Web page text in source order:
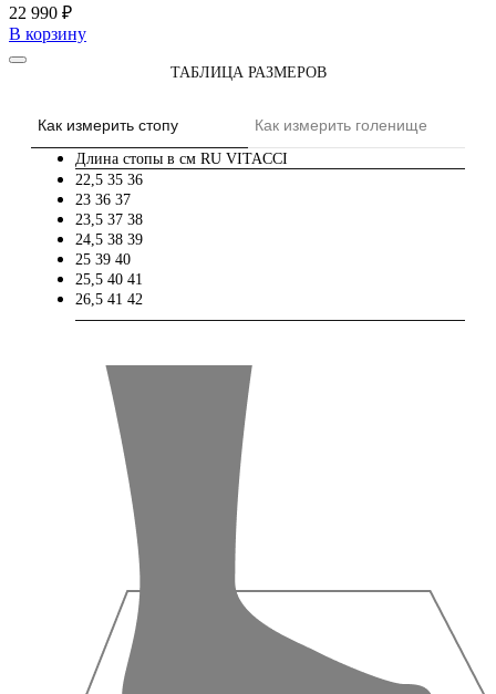
22 990 ₽
В корзину
ТАБЛИЦА РАЗМЕРОВ
Как измерить стопу Как измерить голенище
Длина стопы в см RU VITACCI
22,5 35 36
23 36 37
23,5 37 38
24,5 38 39
25 39 40
25,5 40 41
26,5 41 42